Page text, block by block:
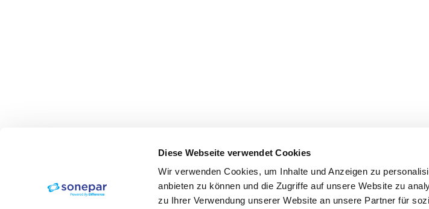
Diese Webseite verwendet Cookies
Wir verwenden Cookies, um Inhalte und Anzeigen zu
anbieten zu können und die Zugriffe auf unsere Website zu
zu Ihrer Verwendung unserer Website an unsere Partner für